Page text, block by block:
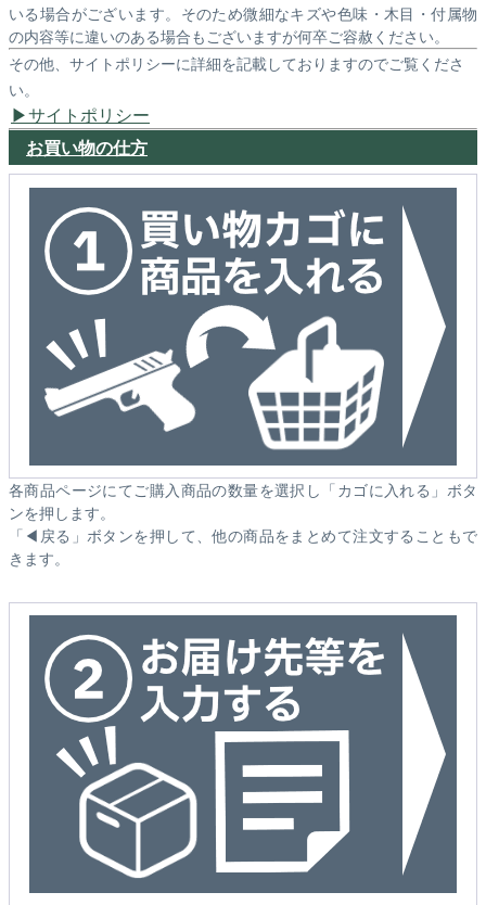
いる場合がございます。そのため微細なキズや色味・木目・付属物
の内容等に違いのある場合もございますが何卒ご容赦ください。
その他、サイトポリシーに詳細を記載しておりますのでご覧くださ
い。
サイトポリシー
お買い物の仕方
各商品ページにてご購入商品の数量を選択し「カゴに入れる」ボタ
ンを押します。
「◀戻る」ボタンを押して、他の商品をまとめて注文することもで
きます。